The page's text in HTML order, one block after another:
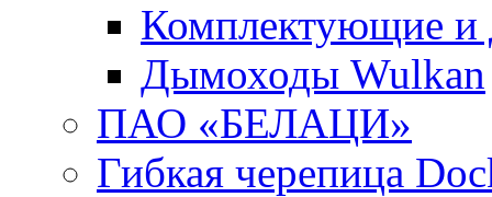
Комплектующие и
Дымоходы Wulkan
ПАО «БЕЛАЦИ»
Гибкая черепица